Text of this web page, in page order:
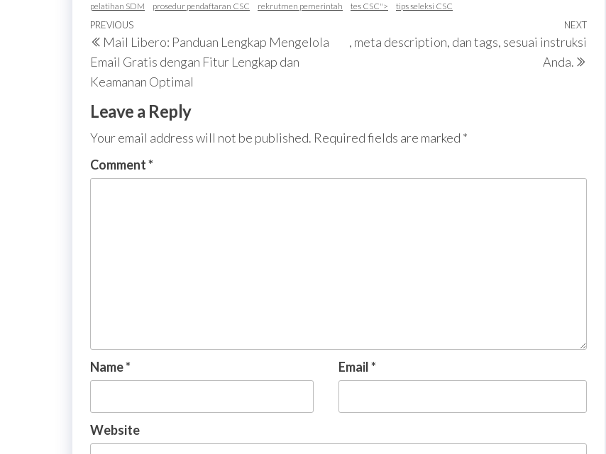
pelatihan SDM
prosedur pendaftaran CSC rekrutmen pemerintah tes CSC"> tips seleksi CSC
Post
navigation
Previous
Post
PREVIOUS
Mail Libero: Panduan Lengkap Mengelola
Email Gratis dengan Fitur Lengkap dan
Keamanan Optimal
Next
NEXT
, meta description, dan tags, sesuai instruksi
Anda.
Leave a Reply
Your email address will not be published. Required fields are marked *
Comment*
Name* Email*
Website